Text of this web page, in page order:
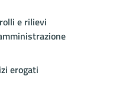
e rilievi
erogati